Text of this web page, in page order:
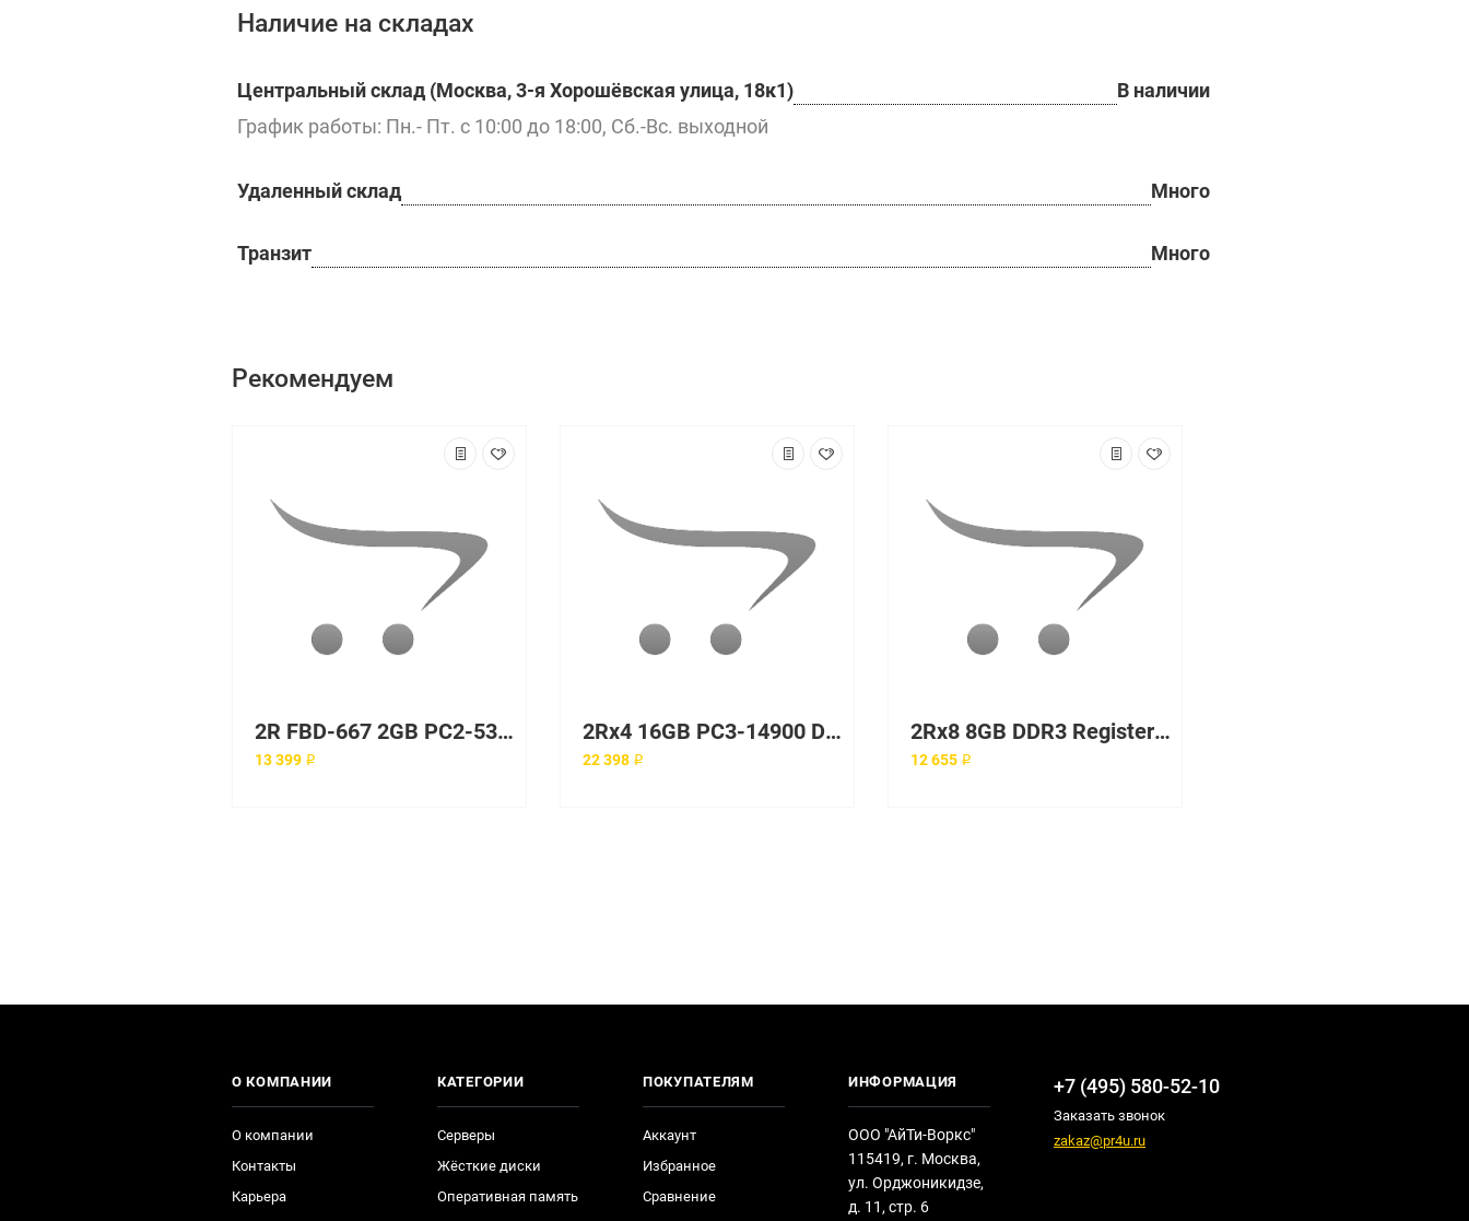
Наличие на складах
Центральный склад (Москва, 3-я Хорошёвская улица, 18к1)
В наличии
График работы: Пн.- Пт. с 10:00 до 18:00, Сб.-Вс. выходной
Удаленный склад Много
Транзит Много
Рекомендуем
2R FBD-667 2GB PC2-5300
13 399 ₽
2Rx4 16GB PC3-14900 DDR3-1866 Memory
22 398 ₽
2Rx8 8GB DDR3 Registered ECC PC3-12800
12 655 ₽
О КОМПАНИИ
О компании
Контакты
Карьера
КАТЕГОРИИ
Серверы
Жёсткие диски
Оперативная память
ПОКУПАТЕЛЯМ
Аккаунт
Избранное
Сравнение
ИНФОРМАЦИЯ
ООО "АйТи-Воркс"
115419, г. Москва,
ул. Орджоникидзе,
д. 11, стр. 6
+7 (495) 580-52-10
Заказать звонок
zakaz@pr4u.ru